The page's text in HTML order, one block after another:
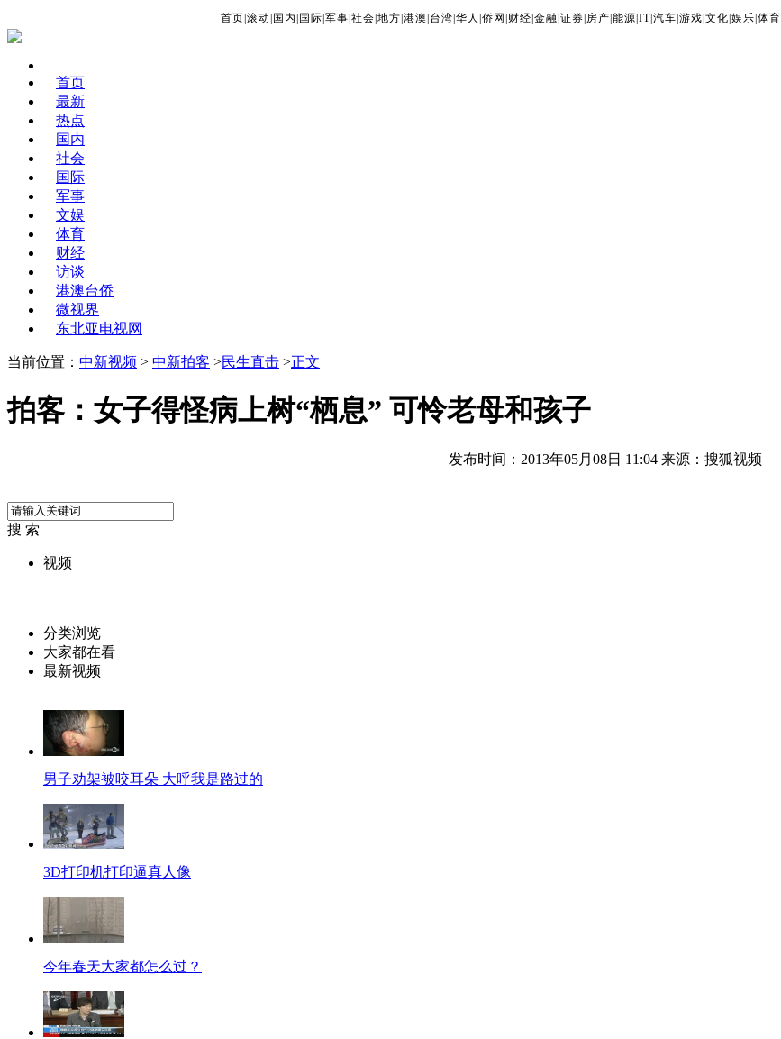
首页 滚动 国内 国际 军事 社会 地方 港澳 台湾 华人 侨网 财经 金融 证券 房产 能源 IT| 汽车 游戏 文化 娱乐 体育
首页
最新
热点
国内
社会
国际
军事
文娱
体育
财经
访谈
港澳台侨
微视界
东北亚电视网
当前位置： 中新视频 > 中新拍客 >民生直击 >正文
拍客：女子得怪病上树“栖息” 可怜老母和孩子
发布时间：2013年05月08日 11:04 来源：搜狐视频
搜 索
视频
分类浏览
大家都在看
最新视频
男子劝架被咬耳朵 大呼我是路过的
3D打印机打印逼真人像
今年春天大家都怎么过？